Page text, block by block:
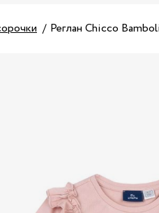
плавки
Реглан Chicco